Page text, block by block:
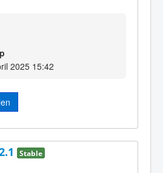
2025 15:42
Stable